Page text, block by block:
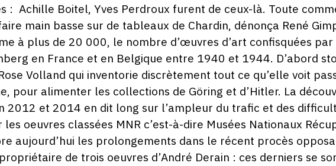
: Achille Boitel, Yves Perdroux furent de ceux-là. Toute
main basse sur de tableaux de Chardin, dénonça René
à plus de 20 000, le nombre d’œuvres d’art confisquées par
en France et en Belgique entre 1940 et 1944. D’abord
Volland qui inventorie discrètement tout ce qu’elle voit
pour alimenter les collections de Göring et d’Hitler. La
2012 et 2014 en dit long sur l’ampleur du trafic et des
oeuvres classées MNR c’est-à-dire Musées Nationaux
aujourd’hui les prolongements dans le récent procès
de trois oeuvres d’André Derain : ces derniers se